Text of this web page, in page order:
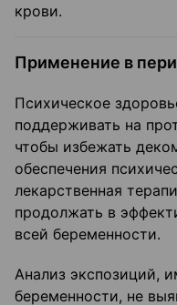
крови.
Применение в
Психическое
поддерживать на
чтобы избежать
обеспечения
лекарственная
продолжать в
всей беременности.
Анализ экспозиций,
беременности, не